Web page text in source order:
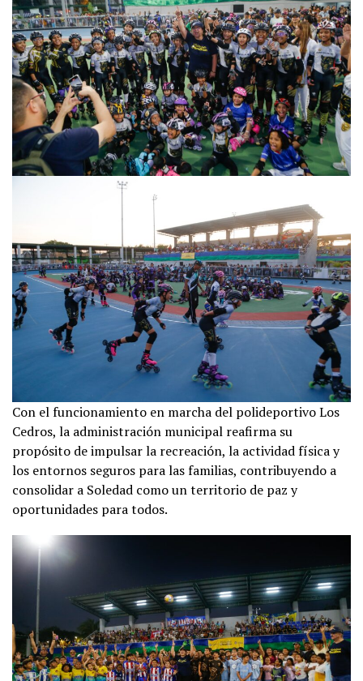
Con el funcionamiento en marcha del polideportivo Los
Cedros, la administración municipal reafirma su
propósito de impulsar la recreación, la actividad física y
los entornos seguros para las familias, contribuyendo a
consolidar a Soledad como un territorio de paz y
oportunidades para todos.